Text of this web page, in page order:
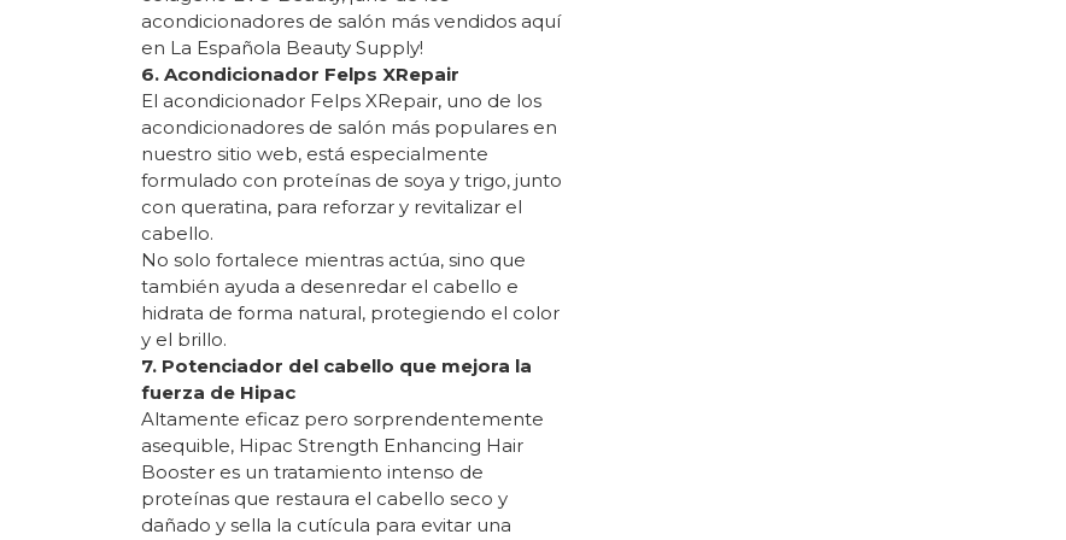
acondicionadores de salón más vendidos aquí
en La Española Beauty Supply!
6. Acondicionador Felps XRepair
El acondicionador Felps XRepair, uno de los
acondicionadores de salón más populares en
nuestro sitio web, está especialmente
formulado con proteínas de soya y trigo, junto
con queratina, para reforzar y revitalizar el
cabello.
No solo fortalece mientras actúa, sino que
también ayuda a desenredar el cabello e
hidrata de forma natural, protegiendo el color
y el brillo.
7. Potenciador del cabello que mejora la
fuerza de Hipac
Altamente eficaz pero sorprendentemente
asequible, Hipac Strength Enhancing Hair
Booster es un tratamiento intenso de
proteínas que restaura el cabello seco y
dañado y sella la cutícula para evitar una